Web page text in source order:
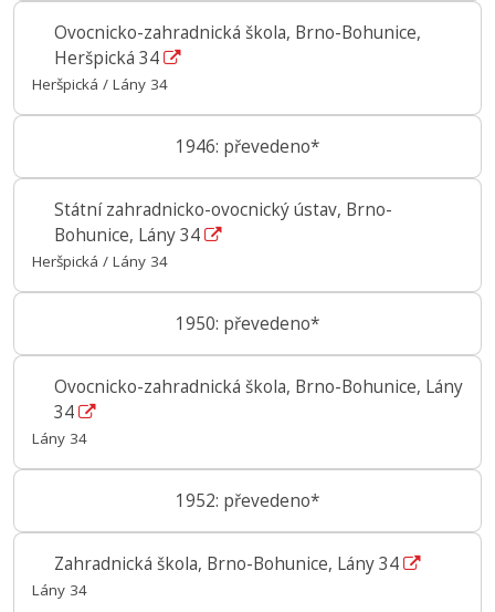
Ovocnicko-zahradnická škola, Brno-Bohunice,
Heršpická 34
Heršpická / Lány 34
1946: převedeno*
Státní zahradnicko-ovocnický ústav, Brno-
Bohunice, Lány 34
Heršpická / Lány 34
1950: převedeno*
Ovocnicko-zahradnická škola, Brno-Bohunice, Lány
34
Lány 34
1952: převedeno*
Zahradnická škola, Brno-Bohunice, Lány 34
Lány 34